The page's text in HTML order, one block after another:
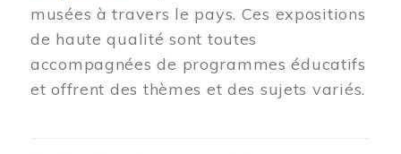
musées à travers le pays. Ces expositions
de haute qualité sont toutes
accompagnées de programmes éducatifs
et offrent des thèmes et des sujets variés.